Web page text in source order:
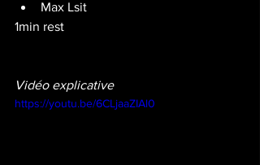
Max Lsit
1min rest
Vidéo explicative
https://youtu.be/6CLjaaZIAl0